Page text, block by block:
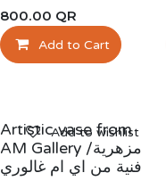
800.00 QR
Add to Cart
Artistic vase from
AM Gallery /مزهرية
فنية من اي ام غالوري
Add to wishlist